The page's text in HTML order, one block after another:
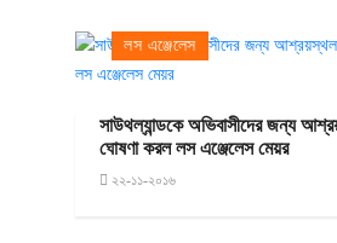
লস এঞ্জেলেস
সাউথল্যান্ডকে অভিবাসীদের জন্য
ঘোষণা করল লস এঞ্জেলেস মেয়র
২২-১১-২০১৬